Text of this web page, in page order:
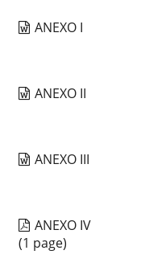
ANEXO I
ANEXO II
ANEXO III
ANEXO IV
(1 page)